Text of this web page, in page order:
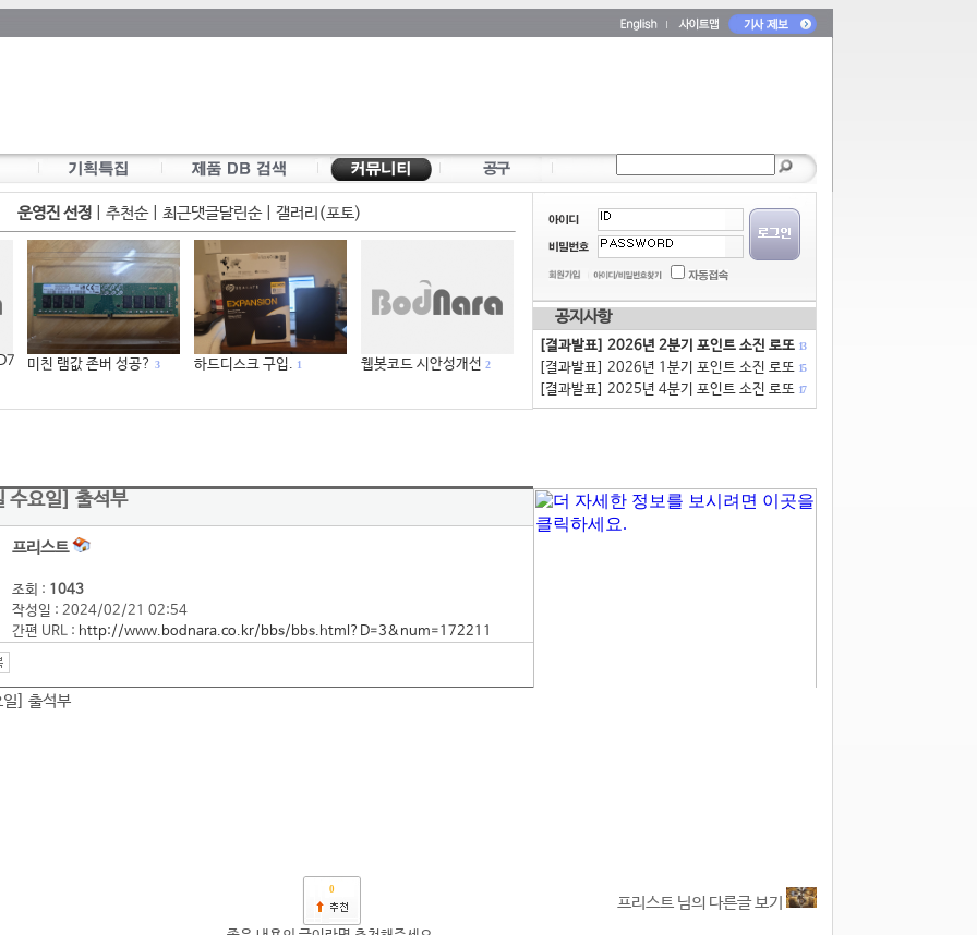
운영진 선정 추천순| 최근댓글달린순| 갤러리(포토)
미친 램값 존버 성공? 3 하드디스크 구입. 1 웹봇코드 시안성개선 2
공지사항
[결과발표] 2026년 2분기 포인트 소진 로또 13
[결과발표] 2026년 1분기 포인트 소진 로또 15
[결과발표] 2025년 4분기 포인트 소진 로또 17
요일] 출석부
프리스트
조회 : 1043
작성일 : 2024/02/21 02:54
간편 URL : http://www.bodnara.co.kr/bbs/bbs.html?D=3&num=172211
] 출석부
0
프리스트 님의 다른글 보기